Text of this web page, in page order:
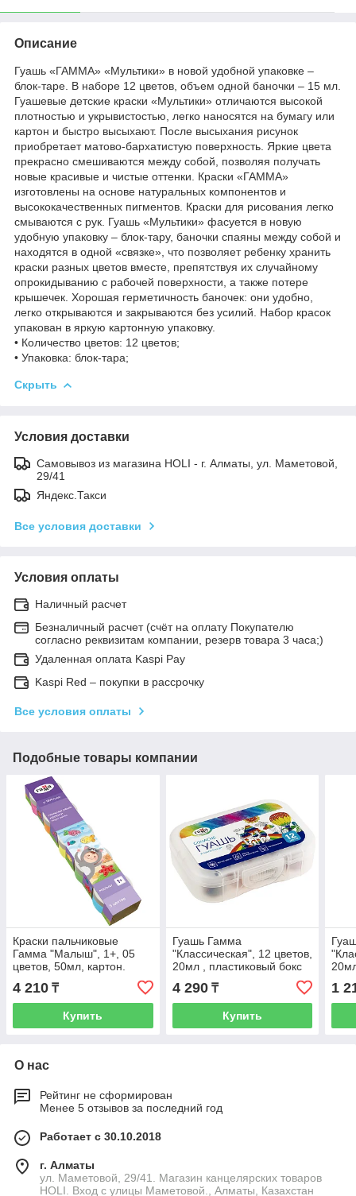
Описание
Гуашь «ГАММА» «Мультики» в новой удобной упаковке –
блок-таре. В наборе 12 цветов, объем одной баночки – 15 мл.
Гуашевые детские краски «Мультики» отличаются высокой
плотностью и укрывистостью, легко наносятся на бумагу или
картон и быстро высыхают. После высыхания рисунок
приобретает матово-бархатистую поверхность. Яркие цвета
прекрасно смешиваются между собой, позволяя получать
новые красивые и чистые оттенки. Краски «ГАММА»
изготовлены на основе натуральных компонентов и
высококачественных пигментов. Краски для рисования легко
смываются с рук. Гуашь «Мультики» фасуется в новую
удобную упаковку – блок-тару, баночки спаяны между собой и
находятся в одной «связке», что позволяет ребенку хранить
краски разных цветов вместе, препятствуя их случайному
опрокидыванию с рабочей поверхности, а также потере
крышечек. Хорошая герметичность баночек: они удобно,
легко открываются и закрываются без усилий. Набор красок
упакован в яркую картонную упаковку.
• Количество цветов: 12 цветов;
• Упаковка: блок-тара;
Скрыть
Условия доставки
Самовывоз из магазина HOLI - г. Алматы, ул. Маметовой,
29/41
Яндекс.Такси
Все условия доставки
Условия оплаты
Наличный расчет
Безналичный расчет (счёт на оплату Покупателю
согласно реквизитам компании, резерв товара 3 часа;)
Удаленная оплата Kaspi Pay
Kaspi Red – покупки в рассрочку
Все условия оплаты
Подобные товары компании
Краски пальчиковые
Гамма "Малыш", 1+, 05
цветов, 50мл, картон.
упаковка
4 210 ₸
Купить
Гуашь Гамма
"Классическая", 12 цветов,
20мл , пластиковый бокс
4 290₸
Купить
1
О нас
Рейтинг не сформирован
Менее 5 отзывов за последний год
Работает с 30.10.2018
г. Алматы
ул. Маметовой, 29/41. Магазин канцелярских товаров
HOLI. Вход с улицы Маметовой., Алматы, Казахстан